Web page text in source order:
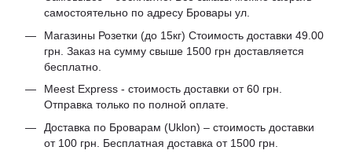
самостоятельно по адресу Бровары ул.
Магазины Розетки (до 15кг) Стоимость доставки 49.00
грн. Заказ на сумму свыше 1500 грн доставляется
бесплатно.
Meest Express - стоимость доставки от 60 грн.
Отправка только по полной оплате.
Доставка по Броварам (Uklon) – стоимость доставки
от 100 грн. Бесплатная доставка от 1500 грн.